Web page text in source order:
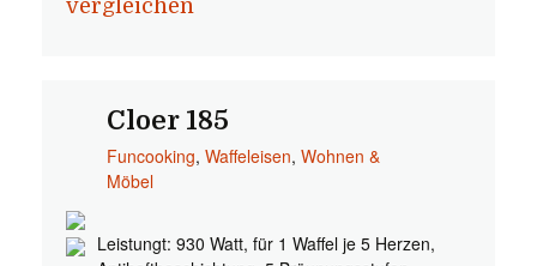
vergleichen
Cloer 185
Funcooking, Waffeleisen, Wohnen &
Möbel
Leistungt: 930 Watt, für 1 Waffel je 5 Herzen,